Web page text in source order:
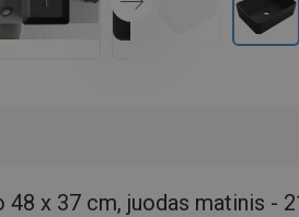
x 37 cm, juodas matinis -